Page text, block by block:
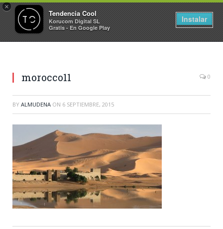
×
Tendencia Cool
Korucom Digital SL
Gratis - En Google Play
Instalar
morocco11 0
BY ALMUDENA ON 6 SEPTIEMBRE, 2015